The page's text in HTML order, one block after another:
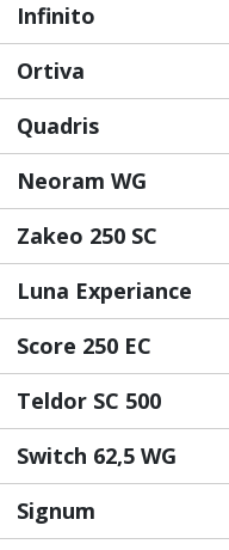
Infinito
Ortiva
Quadris
Neoram WG
Zakeo 250 SC
Luna Experiance
Score 250 EC
Teldor SC 500
Switch 62,5 WG
Signum